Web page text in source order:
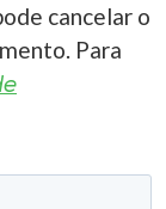
cancelar o
Para